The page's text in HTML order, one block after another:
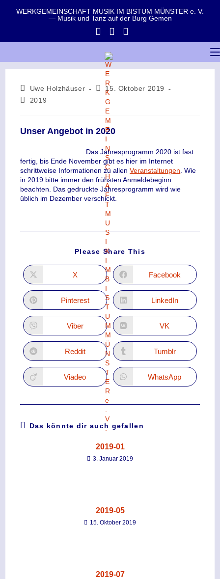
WERKGEMEINSCHAFT MUSIK IM BISTUM MÜNSTER e. V.
— Musik und Tanz auf der Burg Gemen
Uwe Holzhäuser
15. Oktober 2019
2019
Unser Angebot in 2020
Das Jahresprogramm 2020 ist fast
fertig, bis Ende November gibt es hier im Internet
schrittweise Informationen zu allenVeranstaltungen . Wie
in 2019 bitte immer den frühsten Anmeldebeginn
beachten. Das gedruckte Jahresprogramm wird wie
üblich im Dezember verschickt.
Please Share This
X Facebook
Pinterest LinkedIn
Viber VK
Reddit Tumblr
Viadeo WhatsApp
Das könnte dir auch gefallen
2019-01
3. Januar 2019
2019-05
15. Oktober 2019
2019-07